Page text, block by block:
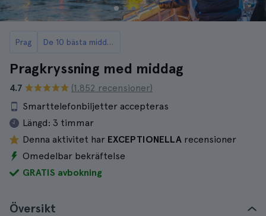
Prag De 10 bästa middagskryssningarna i Prag
Pragkryssning med middag
4.7
(1.852 recensioner)
Smarttelefonbiljetter accepteras
Längd: 3 timmar
Denna aktivitet har EXCEPTIONELLA recensioner
Omedelbar bekräftelse
GRATIS avbokning
Översikt